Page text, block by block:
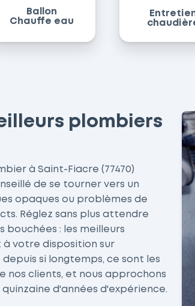
Ballon
Chauffe eau
plombiers
à Saint-Fiacre (77470)
de se tourner vers un
opaques ou problèmes de
Réglez sans plus attendre
: les meilleurs
à votre disposition sur
si longtemps, ce sont les
nos clients, et nous approchons
d'années d'expérience.